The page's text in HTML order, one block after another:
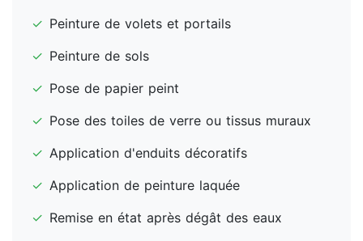
✓ Peinture de volets et portails
✓ Peinture de sols
✓ Pose de papier peint
✓ Pose des toiles de verre ou tissus muraux
✓ Application d'enduits décoratifs
✓ Application de peinture laquée
✓ Remise en état après dégât des eaux